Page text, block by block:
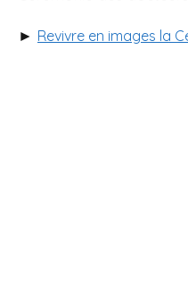
► Revivre en images la